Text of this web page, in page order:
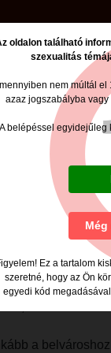
máskor is sok
az újévet az
illeti.
amit hamar le
a
oldalon található
szexualitás
nem múltál
azaz jogszabályba
A belépéssel egyidejűleg
Ez a tartalom
szeretné, hogy az Ön
egyedi kód